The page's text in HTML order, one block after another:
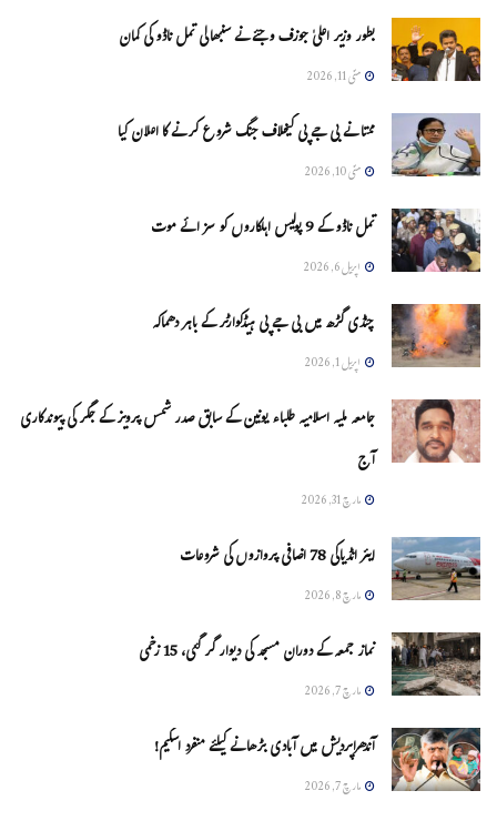
بطور وزیر اعلیٰ جوزف وجئے نے سنبھالی تمل ناڈو کی کمان
مئی 11, 2026
ممتا نے بی جے پی کیخلاف جنگ شروع کرنے کا اعلان کیا
مئی 10, 2026
تمل ناڈو کے 9 پولیس اہلکاروں کو سزائے موت
اپریل 6, 2026
چنڈی گڑھ میں بی جے پی ہیڈکوارٹر کے باہر دھماکہ
اپریل 1, 2026
جامعہ ملیہ اسلامیہ طلباء یونین کے سابق صدر شمس پرویز کے جگر کی پیوندکاری
آج
مارچ 31, 2026
ایئر انڈیاکی 78 اضافی پروازوں کی شروعات
مارچ 8, 2026
نماز جمعہ کے دوران مسجد کی دیوار گر گئی، 15 زخمی
مارچ 7, 2026
آندھراپردیش میں آبادی بڑھانے کیلئے منفرد اسکیم!
مارچ 7, 2026